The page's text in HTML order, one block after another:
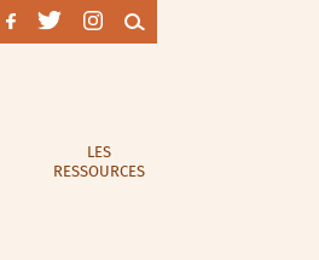
LES
RESSOURCES